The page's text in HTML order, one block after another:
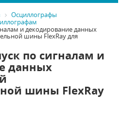
Осциллографы
и декодирование данных
шины FlexRay для
по сигналам и
данных
шины FlexRay